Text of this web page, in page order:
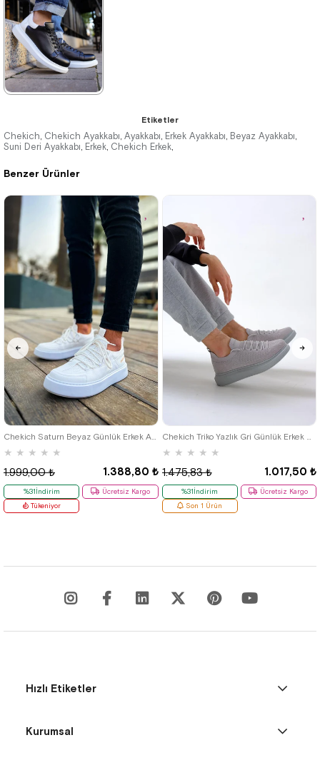
3.300,00 ₺
%31İndirim
Ücretsiz
Benzer Ürünler
★ ★ ★ ★ ★
1.388,80 ₺
1.999,00 ₺
%31İndirim
Ücretsiz Kargo
Tükeniyor
40 42
★ ★ ★ ★ ★
1.017,50 ₺
1.475,83 ₺
%31İndirim
Ücretsiz Kargo
Son 1 Ürün
Etiketler
Chekich, Chekich Ayakkabı, Ayakkabı, Erkek Ayakkabı, Beyaz Ayakkabı,
Suni Deri Ayakkabı, Erkek, Chekich Erkek,
Hızlı Etiketler
Kurumsal